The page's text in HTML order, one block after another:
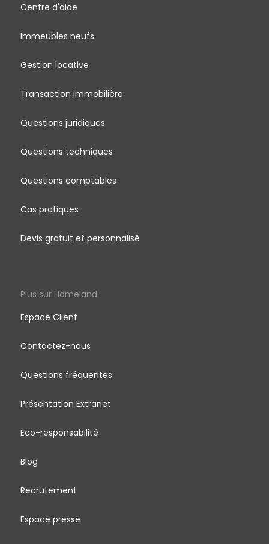
Centre d'aide
Immeubles neufs
Gestion locative
Transaction immobilière
Questions juridiques
Questions techniques
Questions comptables
Cas pratiques
Devis gratuit et personnalisé
Plus sur Homeland
Espace Client
Contactez-nous
Questions fréquentes
Présentation Extranet
Eco-responsabilité
Blog
Recrutement
Espace presse